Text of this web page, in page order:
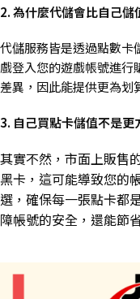
2. 為什麼代儲會比自己儲
代儲服務皆是透過點數
戲登入您的遊戲帳號進行
差異，因此能提供更為划
3. 自己買點卡儲值不是更
其實不然，市面上販售
黑卡，這可能導致您的
選，確保每一張點卡都
障帳號的安全，還能節